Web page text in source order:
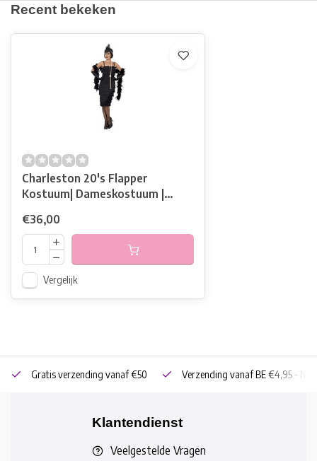
Recent bekeken
Charleston 20's Flapper
Kostuum| Dameskostuum |
€36,00
Vergelijk
Gratis verzending vanaf €50 Verzending vanaf BE €4,95 - NL
Klantendienst
Veelgestelde Vragen